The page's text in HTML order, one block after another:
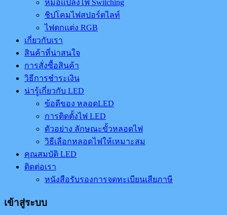
หม้อแปลงไฟ Switching
ชิปโคมไฟสปอร์ตไลท์
ไฟตกแต่ง RGB
เกี่ยวกับเรา
สินค้าที่น่าสนใจ
การสั่งซื้อสินค้า
วิธีการชำระเงิน
น่ารู้เกี่ยวกับ LED
ข้อดีของ หลอดLED
การติดตั้งไฟ LED
ตัวอย่าง ลักษณะขั้วหลอดไฟ
วิธีเลือกหลอดไฟให้เหมาะสม
คุณสมบัติ LED
ติดต่อเรา
หนังสือรับรองการจดทะเบียนเสียภาษี
เข้าสู่ระบบ